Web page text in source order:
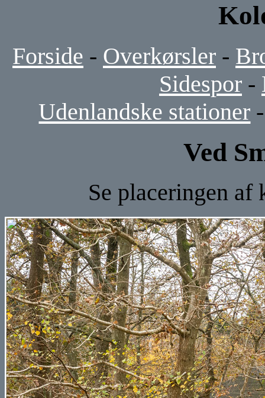
Forside - Overkørsler -
Sidespor -
Udenlandske stationer
Ved
Se placeringen